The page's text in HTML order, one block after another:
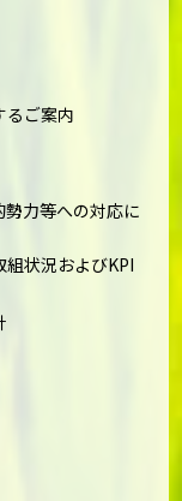
るご案内
力等への対応に
状況およびKPI